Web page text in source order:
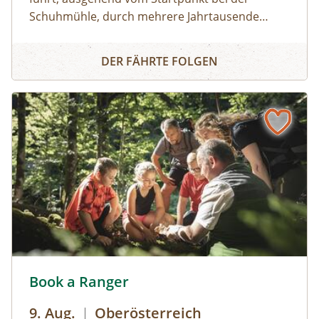
Schuhmühle, durch mehrere Jahrtausende
Wanderung in und um Schattendorf führt die
Archäologin Manuela Thurner durch die
Fundstellen und erzählt mehr über
Schattendorfs vergangene Jahrtausende.
Archäologiewanderweg
DER FÄHRTE FOLGEN
Book a Ranger
9. Aug. | Oberösterreich